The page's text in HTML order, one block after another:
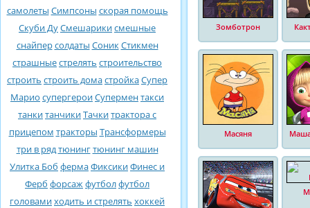
самолеты Симпсоны скорая помощь
Скуби ДуСмешарикисмешные
снайперсолдаты СоникСтикмен
страшныестрелять строительство
строить строить домастройкаСупер
Марио супергероиСуперментакси
танкитанчикиТачкитрактора с
прицепом тракторы Трансформеры
три в рядтюнингтюнинг машин
Улитка Боб фермаФиксикиФинес и
Ферб форсажфутболфутбол
головамиходить и стрелять хоккей
Зомботрон
Масяня